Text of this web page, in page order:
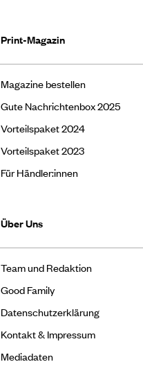
Print-Magazin
Magazine bestellen
Gute Nachrichtenbox 2025
Vorteilspaket 2024
Vorteilspaket 2023
Für Händler:innen
Über Uns
Team und Redaktion
Good Family
Datenschutzerklärung
Kontakt & Impressum
Mediadaten